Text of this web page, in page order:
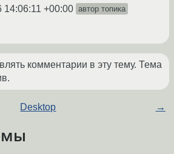
14:06:11 +00:00 автор топика
комментарии в эту тему. Тема
Desktop →